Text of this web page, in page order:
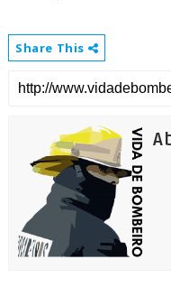
Share This